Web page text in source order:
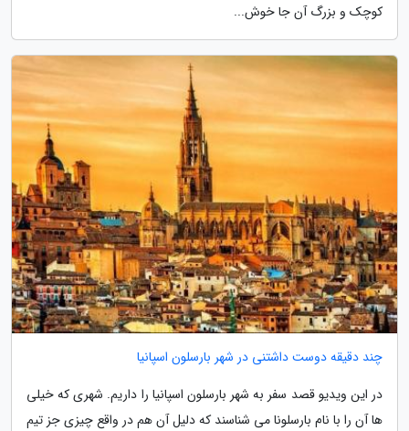
کوچک و بزرگ آن جا خوش...
چند دقیقه دوست داشتنی در شهر بارسلون اسپانیا
در این ویدیو قصد سفر به شهر بارسلون اسپانیا را داریم. شهری که خیلی
ها آن را با نام بارسلونا می شناسند که دلیل آن هم در واقع چیزی جز تیم